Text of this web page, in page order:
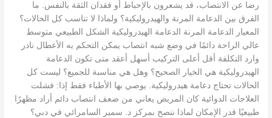
رضا عن الانتصاب، قد يشعرون بالإحباط أو فقدان الثقة بالنفس. ما
الفرق بين الدعامة المرنة والهيدروليكية؟ ولماذا لا تناسب كل الحالات؟
المعيار الدعامة المرنة الدعامة الهيدروليكية الشكل الطبيعي متوسط
عالي الراحة دائمًا في وضع شبه انتصاب يمكن التحكم به الأعطال نادر
وارد التكلفة أقل أعلى التركيب أسهل أعقد متى تكون الدعامة
الهيدروليكية هي الخيار الصحيح؟ وهل هي مناسبة للجميع؟ ليست كل
الحالات تحتاج دعامة هيدروليكية. يوصي بها الأطباء فقط إذا: فشلت
العلاجات الدوائية كان المريض يعاني من ضعف انتصاب دائم أراد مظهرًا
طبيعيًا قدر الإمكان لماذا ننصح بمركز د. سمير السامرائي في دبي؟